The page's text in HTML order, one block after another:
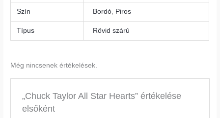
Szín Bordó Piros
Típus Rövid szárú
Még nincsenek értékelések.
„Chuck Taylor All Star Hearts” értékelése
elsőként